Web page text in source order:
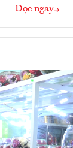
Đọc ngay